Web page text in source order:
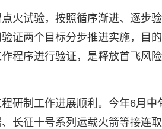
火试验，按照循序渐进、逐步
证两个目标分步推进实施，目
程序进行验证，是释放首飞风险
研制工作进展顺利。今年6月
长征十号系列运载火箭等接连